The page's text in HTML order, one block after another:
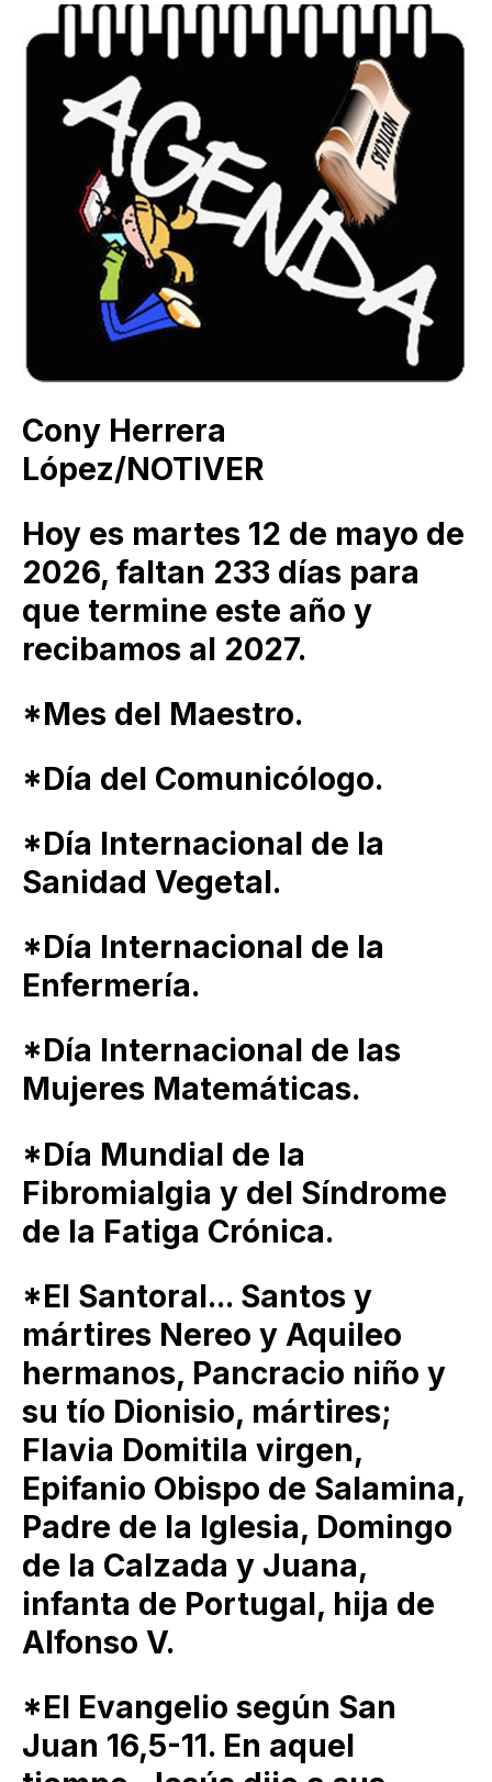
Cony Herrera
López/NOTIVER
Hoy es martes 12 de mayo de
2026, faltan 233 días para
que termine este año y
recibamos al 2027.
*Mes del Maestro.
*Día del Comunicólogo.
*Día Internacional de la
Sanidad Vegetal.
*Día Internacional de la
Enfermería.
*Día Internacional de las
Mujeres Matemáticas.
*Día Mundial de la
Fibromialgia y del Síndrome
de la Fatiga Crónica.
*El Santoral... Santos y
mártires Nereo y Aquileo
hermanos, Pancracio niño y
su tío Dionisio, mártires;
Flavia Domitila virgen,
Epifanio Obispo de Salamina,
Padre de la Iglesia, Domingo
de la Calzada y Juana,
infanta de Portugal, hija de
Alfonso V.
*El Evangelio según San
Juan 16,5-11. En aquel